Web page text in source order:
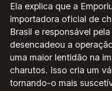
Ela explica que a
importadora oficial de
Brasil e responsável
desencadeou a
uma maior lentidão na
charutos. Isso cria um
tornando-o mais